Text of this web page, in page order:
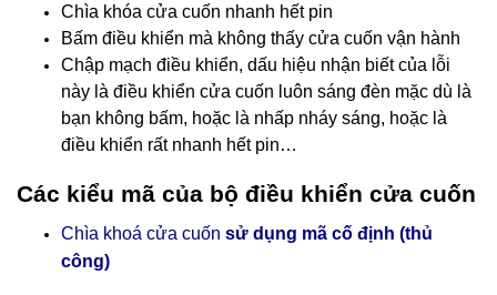
Chìa khóa cửa cuốn nhanh hết pin
Bấm điều khiển mà không thấy cửa cuốn vận hành
Chập mạch điều khiển, dấu hiệu nhận biết của lỗi
này là điều khiển cửa cuốn luôn sáng đèn mặc dù là
bạn không bấm, hoặc là nhấp nháy sáng, hoặc là
điều khiển rất nhanh hết pin…
Các kiểu mã của bộ điều khiển cửa cuốn
Chìa khoá cửa cuốn sử dụng mã cố định (thủ
công)